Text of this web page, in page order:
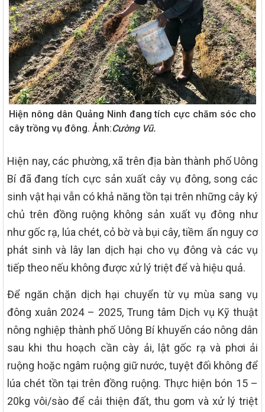
Hiện nông dân Quảng Ninh đang tích cực chăm sóc cho
cây trồng vụ đông. Ảnh:Cường Vũ.
Hiện nay, các phường, xã trên địa bàn thành phố Uông
Bí đã đang tích cực sản xuất cây vụ đông, song các
sinh vật hại vẫn có khả năng tồn tại trên những cây ký
chủ trên đồng ruộng không sản xuất vụ đông như
như gốc rạ, lúa chét, cỏ bờ và bụi cây, tiềm ẩn nguy cơ
phát sinh và lây lan dịch hại cho vụ đông và các vụ
tiếp theo nếu không được xử lý triệt để và hiệu quả.
Để ngăn chặn dịch hại chuyển từ vụ mùa sang vụ
đông xuân 2024 – 2025, Trung tâm Dịch vụ Kỹ thuật
nông nghiệp thành phố Uông Bí khuyến cáo nông dân
sau khi thu hoạch cần cày ải, lật gốc rạ và phơi ải
ruộng hoặc ngâm ruộng giữ nước, tuyệt đối không để
lúa chét tồn tại trên đồng ruộng. Thực hiện bón 15 –
20kg vôi/sào để cải thiện đất, thu gom và xử lý triệt